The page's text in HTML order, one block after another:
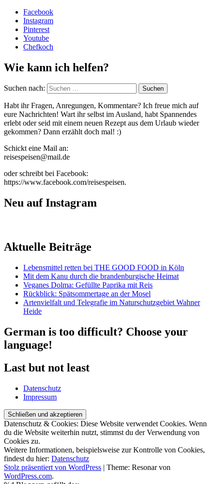
Facebook
Instagram
Pinterest
Youtube
Chefkoch
Wie kann ich helfen?
Suchen nach:
Habt ihr Fragen, Anregungen, Kommentare? Ich freue mich auf
eure Nachrichten! Wart ihr selbst im Ausland, habt Spannendes
erlebt oder seid mit einem neuen Rezept aus dem Urlaub wieder
gekommen? Dann erzählt doch mal! :)
Schickt eine Mail an:
reisespeisen@mail.de
oder schreibt bei Facebook:
https://www.facebook.com/reisespeisen.
Neu auf Instagram
Aktuelle Beiträge
Lebensmittel retten bei THE GOOD FOOD in Köln
Mit dem Kanu durch die brandenburgische Heimat
Veganes Dolma: Gefüllte Paprika mit Reis
Rückblick: Spätsommertage an der Mosel
Artenvielfalt und Telegrafie im Naturschutzgebiet Wahner
Heide
German is too difficult? Choose your
language!
Last but not least
Datenschutz
Impressum
Datenschutz & Cookies: Diese Website verwendet Cookies. Wenn
du die Website weiterhin nutzt, stimmst du der Verwendung von
Cookies zu.
Weitere Informationen, beispielsweise zur Kontrolle von Cookies,
findest du hier: Datenschutz
Stolz präsentiert von WordPress | Theme: Resonar von
WordPress.com.